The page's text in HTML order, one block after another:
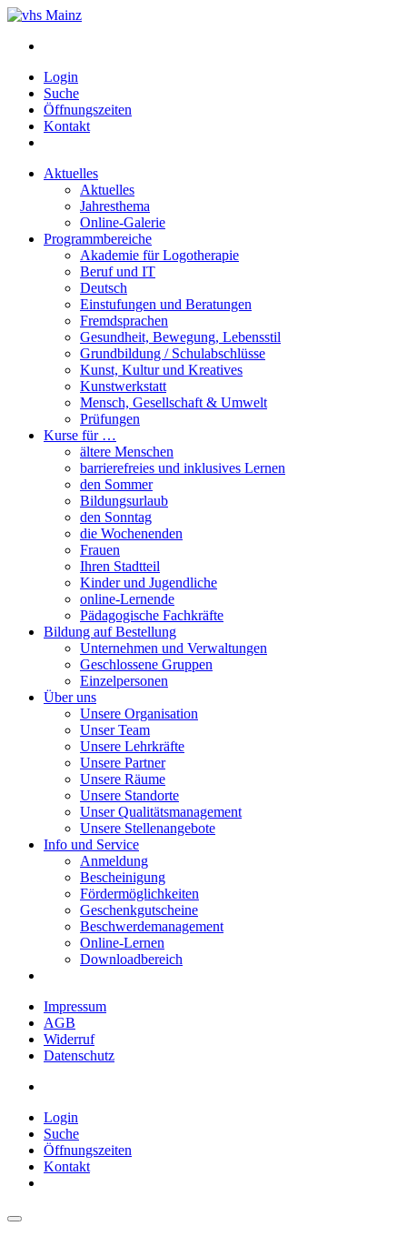
Login
Suche
Öffnungszeiten
Kontakt
Aktuelles
Aktuelles
Jahresthema
Online-Galerie
Programmbereiche
Akademie für Logotherapie
Beruf und IT
Deutsch
Einstufungen und Beratungen
Fremdsprachen
Gesundheit, Bewegung, Lebensstil
Grundbildung / Schulabschlüsse
Kunst, Kultur und Kreatives
Kunstwerkstatt
Mensch, Gesellschaft & Umwelt
Prüfungen
Kurse für …
ältere Menschen
barrierefreies und inklusives Lernen
den Sommer
Bildungsurlaub
den Sonntag
die Wochenenden
Frauen
Ihren Stadtteil
Kinder und Jugendliche
online-Lernende
Pädagogische Fachkräfte
Bildung auf Bestellung
Unternehmen und Verwaltungen
Geschlossene Gruppen
Einzelpersonen
Über uns
Unsere Organisation
Unser Team
Unsere Lehrkräfte
Unsere Partner
Unsere Räume
Unsere Standorte
Unser Qualitätsmanagement
Unsere Stellenangebote
Info und Service
Anmeldung
Bescheinigung
Fördermöglichkeiten
Geschenkgutscheine
Beschwerdemanagement
Online-Lernen
Downloadbereich
Impressum
AGB
Widerruf
Datenschutz
Login
Suche
Öffnungszeiten
Kontakt